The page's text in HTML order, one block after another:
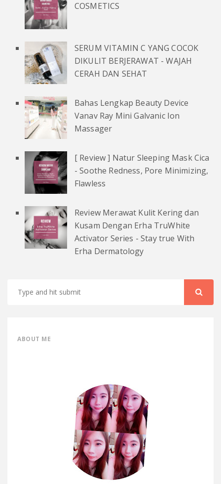
COSMETICS
SERUM VITAMIN C YANG COCOK
DIKULIT BERJERAWAT - WAJAH
CERAH DAN SEHAT
Bahas Lengkap Beauty Device
Vanav Ray Mini Galvanic Ion
Massager
[ Review ] Natur Sleeping Mask Cica
- Soothe Redness, Pore Minimizing,
Flawless
Review Merawat Kulit Kering dan
Kusam Dengan Erha TruWhite
Activator Series - Stay true With
Erha Dermatology
ABOUT ME